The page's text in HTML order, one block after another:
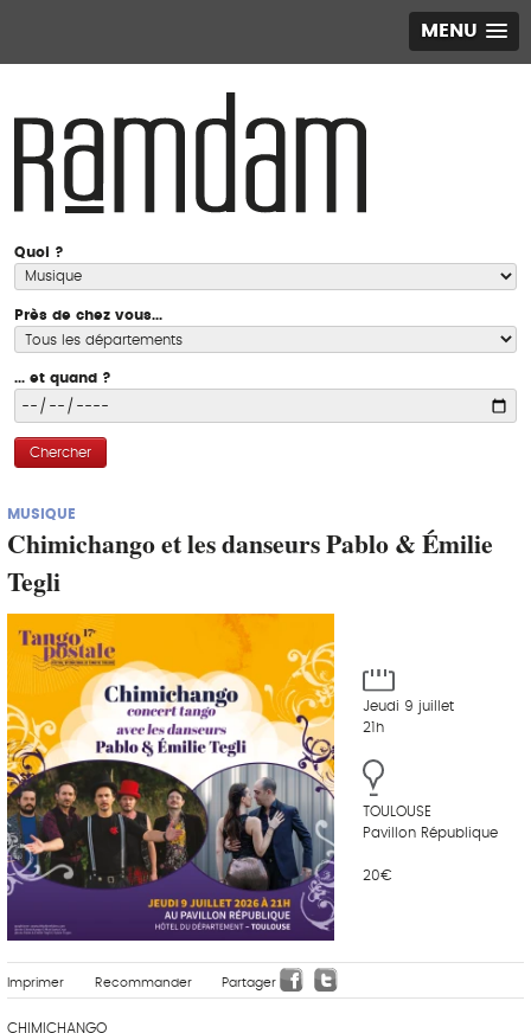
MENU
Quoi ?
Près de chez vous...
... et quand ?
Chercher
MUSIQUE
Chimichango et les danseurs Pablo & Émilie
Tegli
Jeudi 9 juillet
21h
TOULOUSE
Pavillon République
20€
Imprimer Recommander Partager
CHIMICHANGO